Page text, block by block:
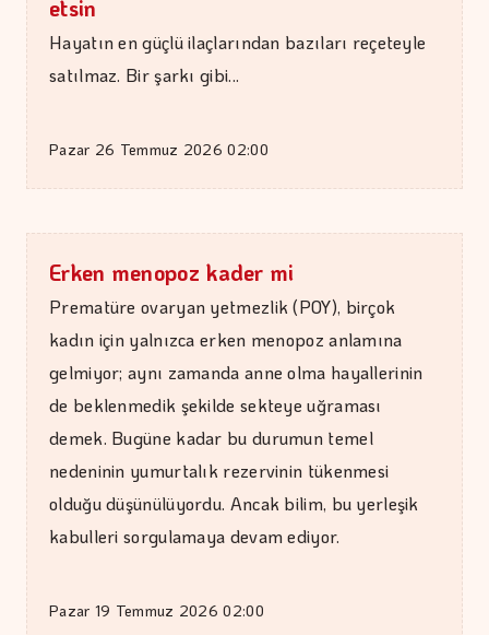
etsin
Hayatın en güçlü ilaçlarından bazıları reçeteyle
satılmaz. Bir şarkı gibi...
Pazar 26 Temmuz 2026 02:00
Erken menopoz kader mi
Prematüre ovaryan yetmezlik (POY), birçok
kadın için yalnızca erken menopoz anlamına
gelmiyor; aynı zamanda anne olma hayallerinin
de beklenmedik şekilde sekteye uğraması
demek. Bugüne kadar bu durumun temel
nedeninin yumurtalık rezervinin tükenmesi
olduğu düşünülüyordu. Ancak bilim, bu yerleşik
kabulleri sorgulamaya devam ediyor.
Pazar 19 Temmuz 2026 02:00
Cebimiz, yalnızca cebimizi…